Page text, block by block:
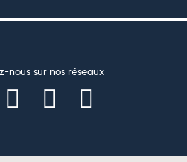
nous sur nos réseaux